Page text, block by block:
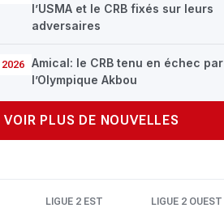
l’USMA et le CRB fixés sur leurs
adversaires
2026
Amical: le CRB tenu en échec par
l’Olympique Akbou
VOIR PLUS DE NOUVELLES
LIGUE 2 EST LIGUE 2 OUEST